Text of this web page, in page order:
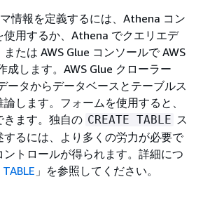
情報を定義するには、Athena コン
使用するか、Athena でクエリエデ
たは AWS Glue コンソールで AWS
成します。AWS Glue クローラー
ータからデータベースとテーブルス
します。フォームを使用すると、
きます。独自の CREATE TABLE ス
するには、より多くの労力が必要で
トロールが得られます。詳細につ
TABLE 」を参照してください。